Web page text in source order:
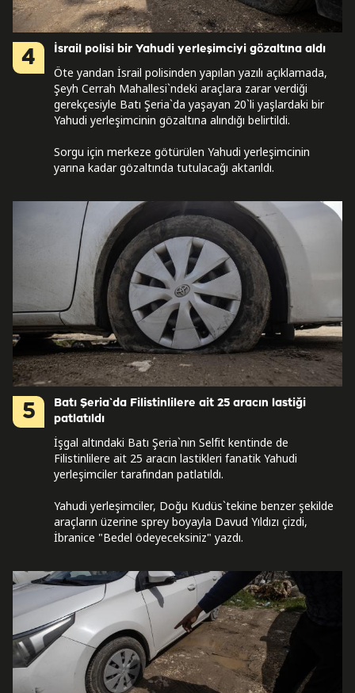
4 İsrail polisi bir Yahudi yerleşimciyi gözaltına aldı
Öte yandan İsrail polisinden yapılan yazılı açıklamada,
Şeyh Cerrah Mahallesi`ndeki araçlara zarar verdiği
gerekçesiyle Batı Şeria`da yaşayan 20`li yaşlardaki bir
Yahudi yerleşimcinin gözaltına alındığı belirtildi.
Sorgu için merkeze götürülen Yahudi yerleşimcinin
yarına kadar gözaltında tutulacağı aktarıldı.
5
Batı Şeria`da Filistinlilere ait 25 aracın lastiği
patlatıldı
İşgal altındaki Batı Şeria`nın Selfit kentinde de
Filistinlilere ait 25 aracın lastikleri fanatik Yahudi
yerleşimciler tarafından patlatıldı.
Yahudi yerleşimciler, Doğu Kudüs`tekine benzer şekilde
araçların üzerine sprey boyayla Davud Yıldızı çizdi,
İbranice "Bedel ödeyeceksiniz" yazdı.